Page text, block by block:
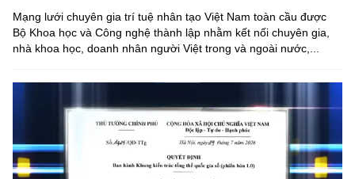
Mạng lưới chuyên gia trí tuệ nhân tạo Việt Nam toàn cầu được
Bộ Khoa học và Công nghệ thành lập nhằm kết nối chuyên gia,
nhà khoa học, doanh nhân người Việt trong và ngoài nước,...